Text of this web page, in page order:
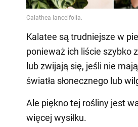
Kalatee są trudniejsze w
ponieważ ich liście szybko
lub zwijają się, jeśli nie
światła słonecznego lub
Ale piękno tej rośliny jest
więcej wysiłku.